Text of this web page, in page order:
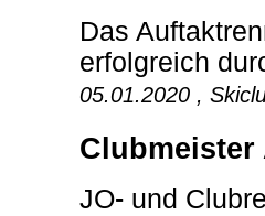
Das
erfolgreich
05.01.2020 ,
Clubmeister
JO- und